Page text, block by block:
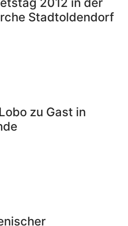
Stadtoldendorf
zu Gast in